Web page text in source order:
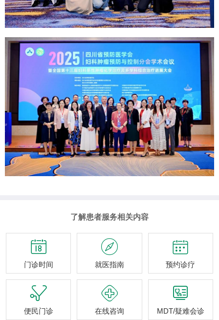
了解患者服务相关内容

门诊时间

就医指南

预约诊疗

便民门诊

在线咨询

MDT/疑难会诊